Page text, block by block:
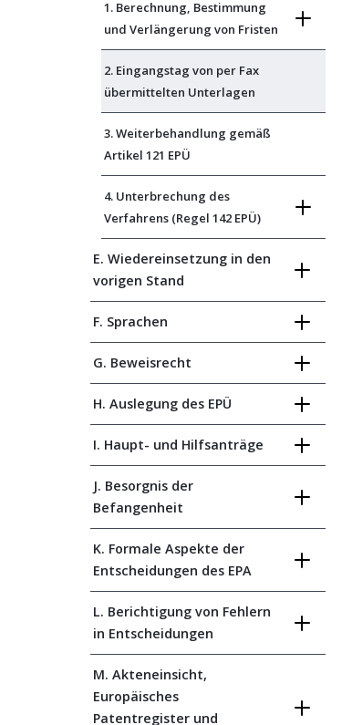
1. Berechnung, Bestimmung
und Verlängerung von Fristen
2. Eingangstag von per Fax
übermittelten Unterlagen
3. Weiterbehandlung gemäß
Artikel 121 EPÜ
4. Unterbrechung des
Verfahrens (Regel 142 EPÜ)
E. Wiedereinsetzung in den
vorigen Stand
F. Sprachen
G. Beweisrecht
H. Auslegung des EPÜ
I. Haupt- und Hilfsanträge
J. Besorgnis der
Befangenheit
K. Formale Aspekte der
Entscheidungen des EPA
L. Berichtigung von Fehlern
in Entscheidungen
M. Akteneinsicht,
Europäisches
Patentregister und